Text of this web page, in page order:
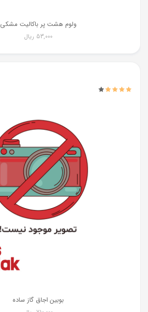
ولوم هشت پر باکالیت مشکی
53,000 ریال
بوبین اجاق گاز ساده